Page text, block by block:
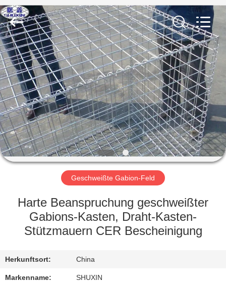
HEIM
PRODUKTE
ÜBER
UNS
WERKSBESICHTIGUNG
QUALITÄTSKONTROLLE
KONTAKT
UNS
Wire
Mesh
Co.,
Ltd..
All
Rights
Reserved.
Geschweißte Gabion-Feld
Harte Beanspruchung geschweißter
Gabions-Kasten, Draht-Kasten-
Stützmauern CER Bescheinigung
Herkunftsort: China
Markenname: SHUXIN